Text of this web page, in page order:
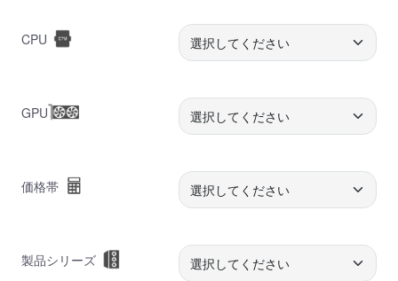
CPU
GPU
価格帯
製品シリーズ